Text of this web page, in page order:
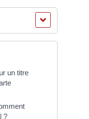
un titre
?